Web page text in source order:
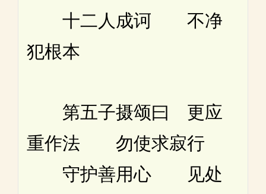
十二人成诃 不净
犯根本
第五子摄颂曰 更应
重作法 勿使求寂行
守护善用心 见处